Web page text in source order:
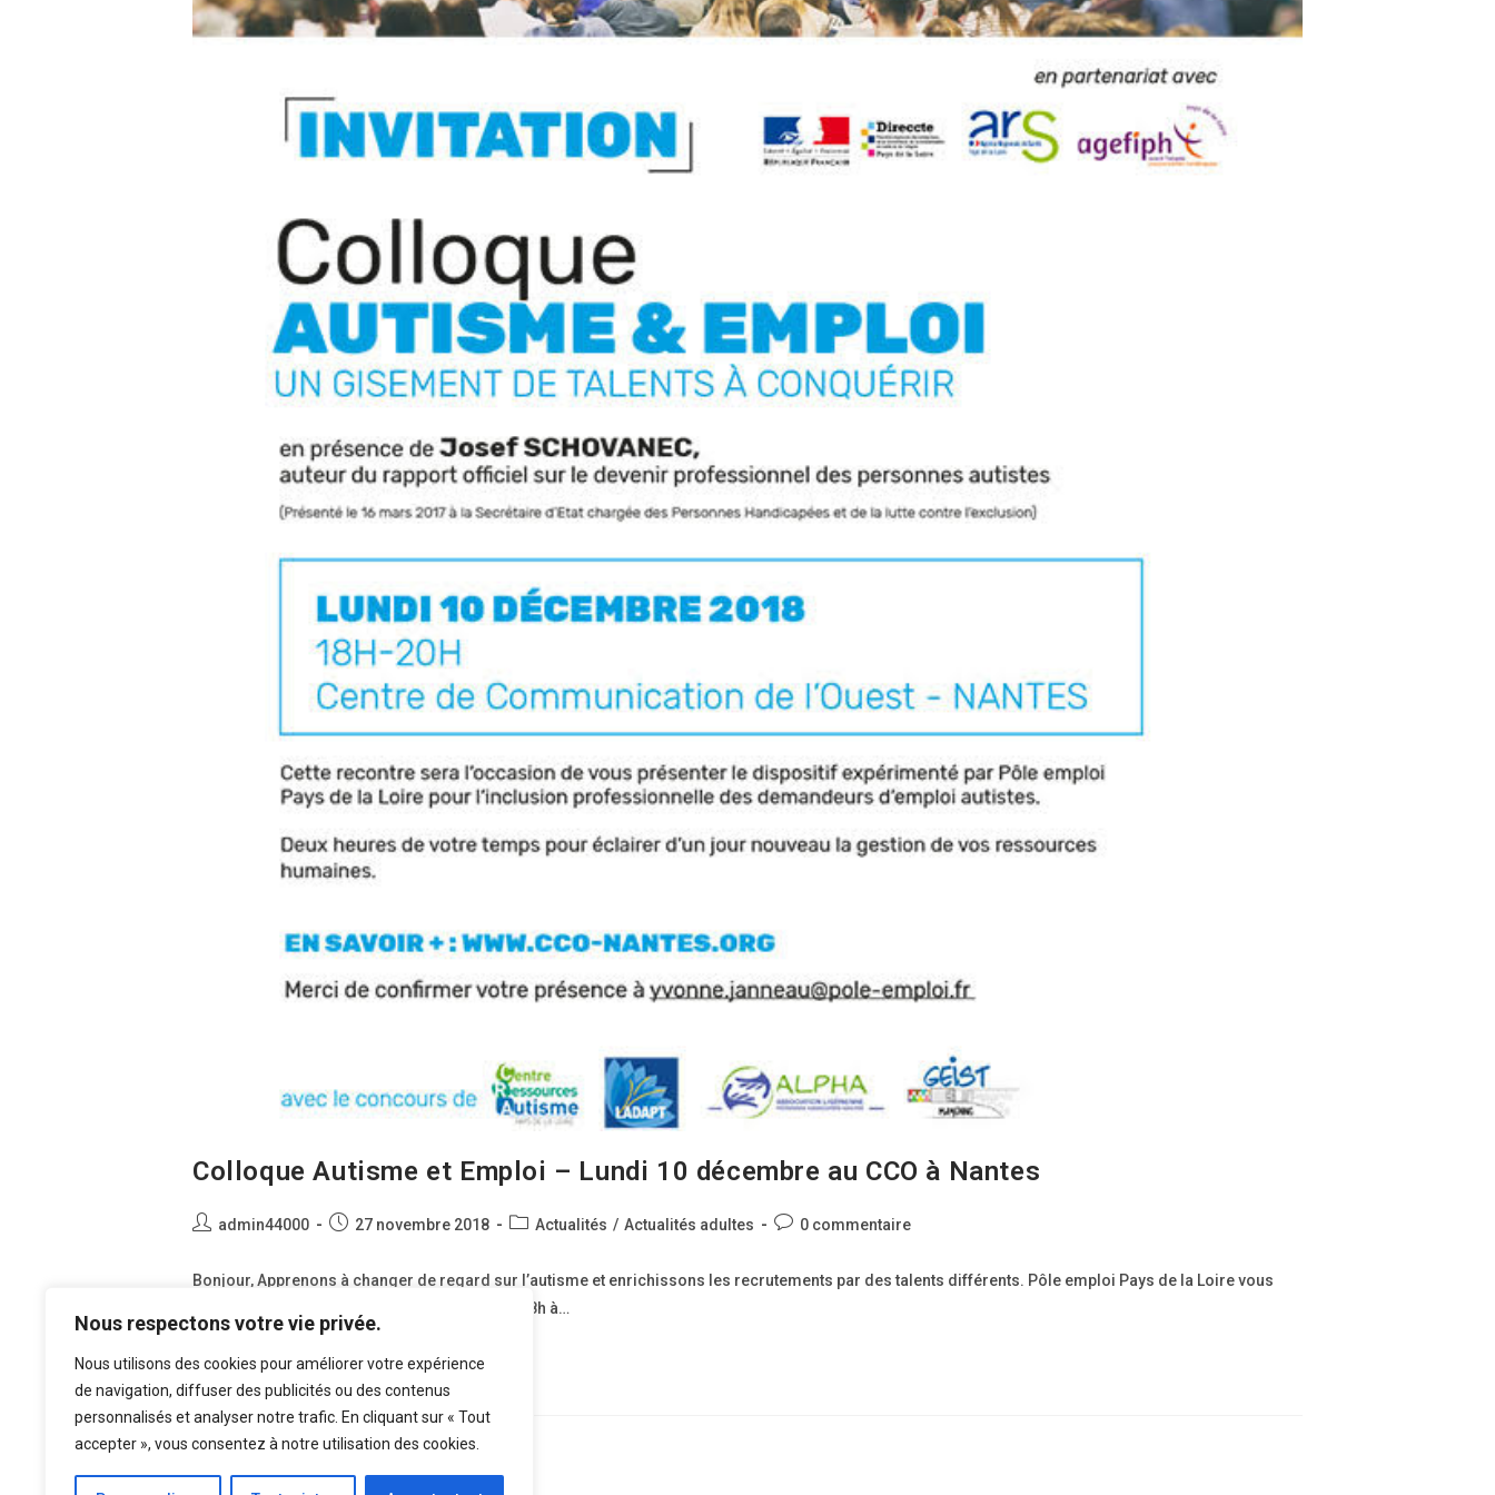
Nous respectons votre vie privée.
Nous utilisons des cookies pour améliorer votre expérience
de navigation, diffuser des publicités ou des contenus
personnalisés et analyser notre trafic. En cliquant sur « Tout
accepter », vous consentez à notre utilisation des cookies.
Colloque Autisme et Emploi – Lundi 10 décembre au CCO à Nantes
Auteur/autrice
publication :
admin44000
Publication
27 novembre 2018
PostActualités / Actualités adultes
Commentaires
publication :
0 commentaire
Bonjour, Apprenons à changer de regard sur l’autisme et enrichissons les recrutements par des talents différents. Pôle emploi Pays de la Loire vous
donne rendez-vous le lundi 10 décembre de 18h à…
Continuer La LectureColloque
Et
Emploi
–
Lundi
Décembre